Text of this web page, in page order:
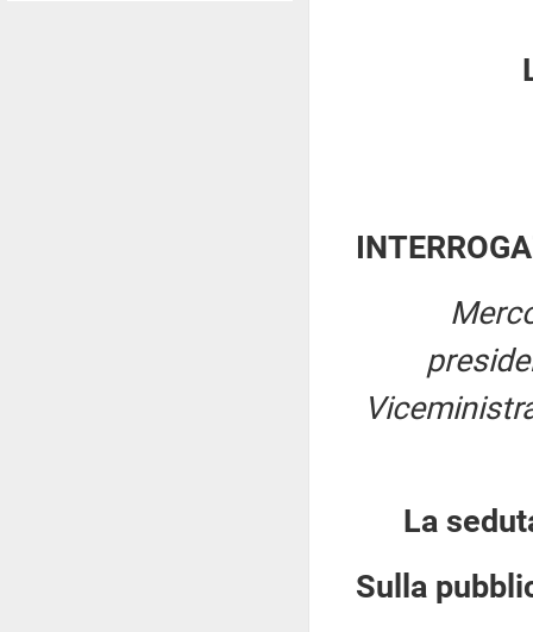
La
Sulla